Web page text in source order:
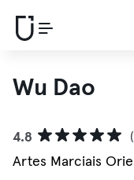
Wu Dao
4.8
Artes Marciais